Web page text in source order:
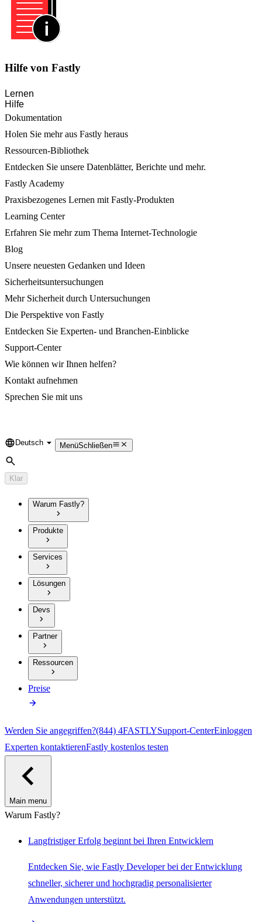
Hilfe von Fastly
Lernen
Hilfe
Dokumentation
Holen Sie mehr aus Fastly heraus
Ressourcen-Bibliothek
Entdecken Sie unsere Datenblätter, Berichte und mehr.
Fastly Academy
Praxisbezogenes Lernen mit Fastly-Produkten
Learning Center
Erfahren Sie mehr zum Thema Internet-Technologie
Blog
Unsere neuesten Gedanken und Ideen
Sicherheitsuntersuchungen
Mehr Sicherheit durch Untersuchungen
Die Perspektive von Fastly
Entdecken Sie Experten- und Branchen-Einblicke
Support-Center
Wie können wir Ihnen helfen?
Kontakt aufnehmen
Sprechen Sie mit uns
Language
Deutsch MenüSchließen
Suche
Klar
Warum Fastly?
Produkte
Services
Lösungen
Devs
Partner
Ressourcen
Preise
Werden Sie angegriffen?(844) 4FASTLYSupport-CenterEinloggen
Experten kontaktierenFastly kostenlos testen
Main menu
Warum Fastly?
Langfristiger Erfolg beginnt bei Ihren Entwicklern
Entdecken Sie, wie Fastly Developer bei der Entwicklung
schneller, sicherer und hochgradig personalisierter
Anwendungen unterstützt.